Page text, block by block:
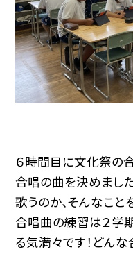
６時間目に文化祭の
合唱の曲を決めまし
歌うのか、そんなこと
合唱曲の練習は２学
る気満々です！どんな